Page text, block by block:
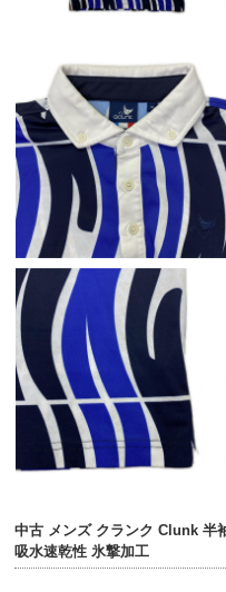
中古 メンズ クランク Clunk 半
吸水速乾性 氷撃加工